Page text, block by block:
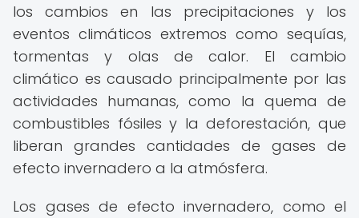
los cambios en las precipitaciones y los
eventos climáticos extremos como sequías,
tormentas y olas de calor. El cambio
climático es causado principalmente por las
actividades humanas, como la quema de
combustibles fósiles y la deforestación, que
liberan grandes cantidades de gases de
efecto invernadero a la atmósfera.
Los gases de efecto invernadero, como el